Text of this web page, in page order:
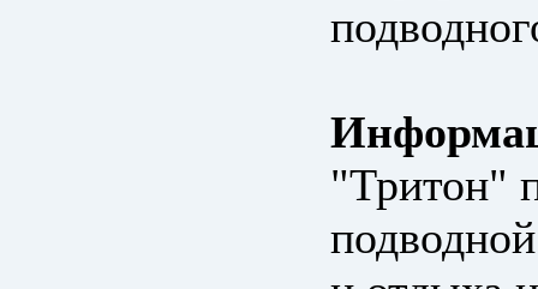
"Тритон"